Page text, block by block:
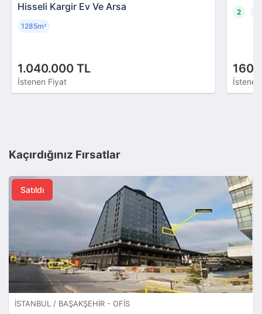
Hisseli Kargir Ev Ve Arsa
1.040.000 TL
İstenen Fiyat
1285m²
2
Kaçırdığınız Fırsatlar
Satıldı
İSTANBUL / BAŞAKŞEHIR - OFIS